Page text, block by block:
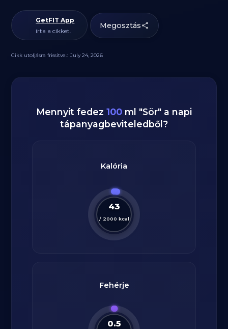
GetFIT App
írta a cikket.
Megosztás
Cikk utoljásra frissítve.: July 24, 2026
Mennyit fedez 100 ml "Sör" a napi
tápanyagbeviteledből?
Kalória
43
/ 2000 kcal
Fehérje
0.5